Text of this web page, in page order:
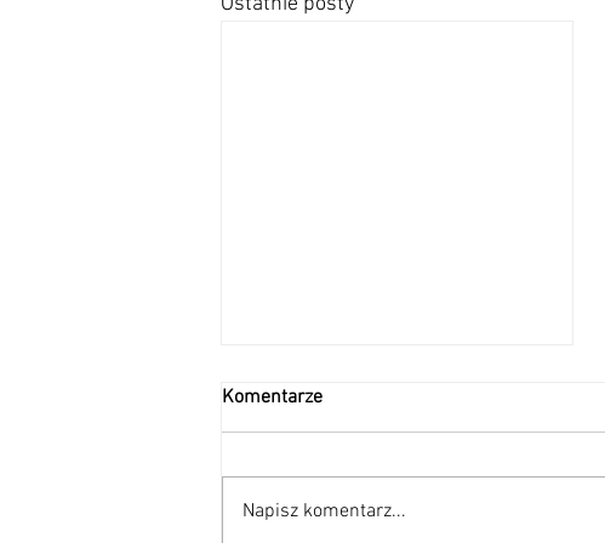
Komentarze
Napisz komentarz...